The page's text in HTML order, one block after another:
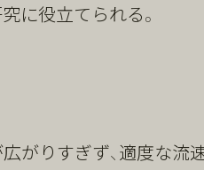
に役立てられる。
がりすぎず、適度な流